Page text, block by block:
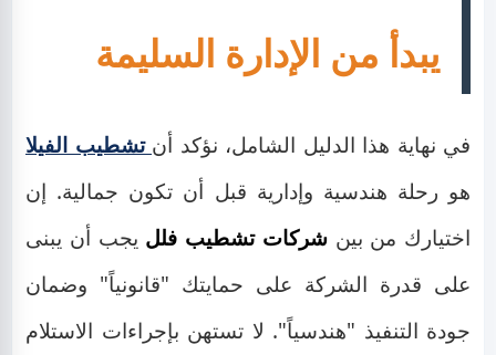
يبدأ من الإدارة السليمة
في نهاية هذا الدليل الشامل، نؤكد أن تشطيب الفيلا
هو رحلة هندسية وإدارية قبل أن تكون جمالية. إن
اختيارك من بينشركات تشطيب فلل يجب أن يبنى
على قدرة الشركة على حمايتك "قانونياً" وضمان
جودة التنفيذ "هندسياً". لا تستهن بإجراءات الاستلام